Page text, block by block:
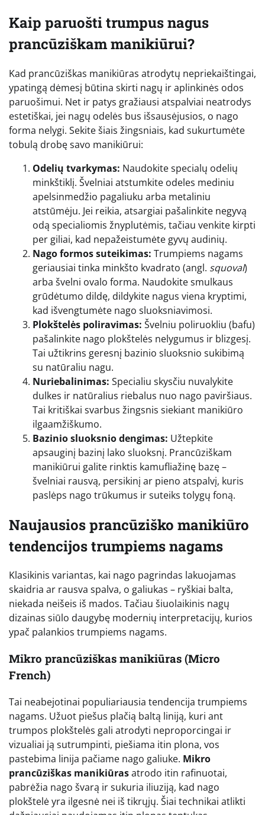
Kaip paruošti trumpus nagus
prancūziškam manikiūrui?
Kad prancūziškas manikiūras atrodytų nepriekaištingai,
ypatingą dėmesį būtina skirti nagų ir aplinkinės odos
paruošimui. Net ir patys gražiausi atspalviai neatrodys
estetiškai, jei nagų odelės bus išsausėjusios, o nago
forma nelygi. Sekite šiais žingsniais, kad sukurtumėte
tobulą drobę savo manikiūrui:
Odelių tvarkymas: Naudokite specialų odelių
minkštiklį. Švelniai atstumkite odeles mediniu
apelsinmedžio pagaliuku arba metaliniu
atstūmėju. Jei reikia, atsargiai pašalinkite negyvą
odą specialiomis žnyplutėmis, tačiau venkite kirpti
per giliai, kad nepažeistumėte gyvų audinių.
Nago formos suteikimas: Trumpiems nagams
geriausiai tinka minkšto kvadrato (angl. squoval)
arba švelni ovalo forma. Naudokite smulkaus
grūdėtumo dildę, dildykite nagus viena kryptimi,
kad išvengtumėte nago sluoksniavimosi.
Plokštelės poliravimas: Švelniu poliruokliu (bafu)
pašalinkite nago plokštelės nelygumus ir blizgesį.
Tai užtikrins geresnį bazinio sluoksnio sukibimą
su natūraliu nagu.
Nuriebalinimas: Specialiu skysčiu nuvalykite
dulkes ir natūralius riebalus nuo nago paviršiaus.
Tai kritiškai svarbus žingsnis siekiant manikiūro
ilgaamžiškumo.
Bazinio sluoksnio dengimas: Užtepkite
apsauginį bazinį lako sluoksnį. Prancūziškam
manikiūrui galite rinktis kamufliažinę bazę –
švelniai rausvą, persikinį ar pieno atspalvį, kuris
paslėps nago trūkumus ir suteiks tolygų foną.
Naujausios prancūziško manikiūro
tendencijos trumpiems nagams
Klasikinis variantas, kai nago pagrindas lakuojamas
skaidria ar rausva spalva, o galiukas – ryškiai balta,
niekada neišeis iš mados. Tačiau šiuolaikinis nagų
dizainas siūlo daugybę modernių interpretacijų, kurios
ypač palankios trumpiems nagams.
Mikro prancūziškas manikiūras (Micro
French)
Tai neabejotinai populiariausia tendencija trumpiems
nagams. Užuot piešus plačią baltą liniją, kuri ant
trumpos plokštelės gali atrodyti neproporcingai ir
vizualiai ją sutrumpinti, piešiama itin plona, vos
pastebima linija pačiame nago galiuke. Mikro
prancūziškas manikiūrasatrodo itin rafinuotai,
pabrėžia nago švarą ir sukuria iliuziją, kad nago
plokštelė yra ilgesnė nei iš tikrųjų. Šiai technikai atlikti